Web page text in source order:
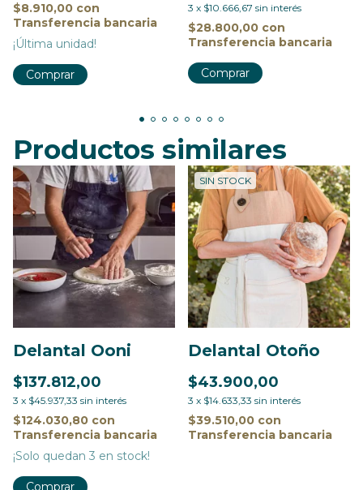
$8.910,00 con
Transferencia bancaria
¡Última unidad!
3 x $10.666,67 sin interés
$28.800,00 con
Transferencia bancaria
Productos similares
Delantal Ooni
$137.812,00
3 x $45.937,33 sin interés
$124.030,80 con
Transferencia bancaria
¡Solo quedan 3 en stock!
SIN STOCK
Delantal Otoño
$43.900,00
3 x $14.633,33 sin interés
$39.510,00 con
Transferencia bancaria